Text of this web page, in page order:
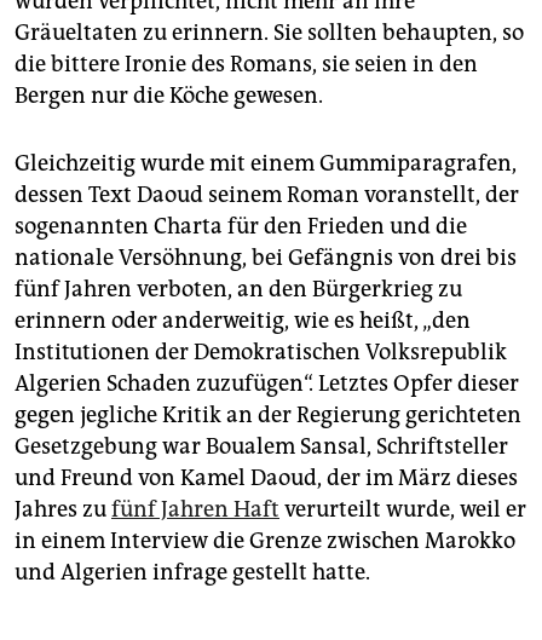
Gräueltaten zu erinnern. Sie sollten behaupten, so
die bittere Ironie des Romans, sie seien in den
Bergen nur die Köche gewesen.
Gleichzeitig wurde mit einem Gummiparagrafen,
dessen Text Daoud seinem Roman voranstellt, der
sogenannten Charta für den Frieden und die
nationale Versöhnung, bei Gefängnis von drei bis
fünf Jahren verboten, an den Bürgerkrieg zu
erinnern oder anderweitig, wie es heißt, „den
Institutionen der Demokratischen Volksrepublik
Algerien Schaden zuzufügen“. Letztes Opfer dieser
gegen jegliche Kritik an der Regierung gerichteten
Gesetzgebung war Boualem Sansal, Schriftsteller
und Freund von Kamel Daoud, der im März dieses
Jahres zufünf Jahren Haft verurteilt wurde, weil er
in einem Interview die Grenze zwischen Marokko
und Algerien infrage gestellt hatte.